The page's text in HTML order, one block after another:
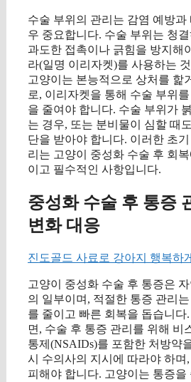
수술 부위의 관리는 감염 예방과
우 중요합니다. 수술 부위는 청
과도한 접촉이나 긁힘을 방지해
라(일명 이리자켓)를 사용하는
고양이는 본능적으로 상처를 핥
로, 이리자켓을 통해 수술 부위
을 줄여야 합니다. 수술 부위가
는 경우, 또는 분비물이 심할 때
단을 받아야 합니다. 이러한 초
리는 고양이 중성화 수술 후 회
이고 필수적인 사항입니다.
중성화 수술 후 통증
변화 대응
진도골드 사료로 강아지 행복하
고양이 중성화 수술 후 통증은
의 일부이며, 적절한 통증 관리
를 줄이고 빠른 회복을 돕습니다
면, 수술 후 통증 관리를 위해 비
통제(NSAIDs)를 포함한 처방약
시 수의사의 지시에 따라야 하며
피해야 합니다. 고양이는 통증을